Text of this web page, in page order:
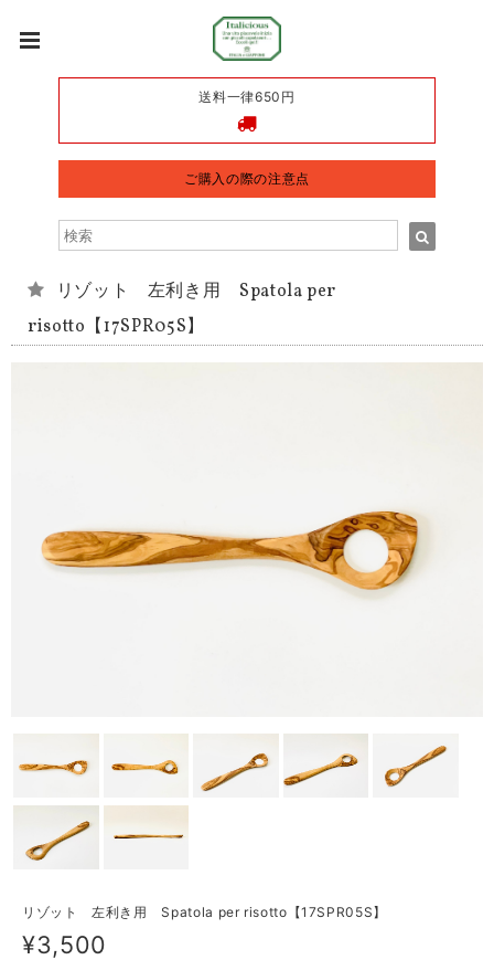
送料一律650円
ご購入の際の注意点
リゾット 左利き用 Spatola per
risotto【17SPR05S】
リゾット 左利き用 Spatola per risotto【17SPR05S】
¥3,500